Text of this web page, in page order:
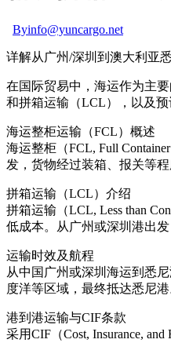
Byinfo@yuncargo.net
详解从广州/深圳到澳大利亚
在国际贸易中，海运作为主
和拼箱运输（LCL），以及预
海运整柜运输（FCL）概述
海运整柜（FCL, Full
发，货物经过装箱、报关等
拼箱运输（LCL）介绍
拼箱运输（LCL, Less than
低成本。从广州或深圳港出
运输时效及航程
从中国广州或深圳海运到悉
度洋等区域，最终抵达悉尼
港到港运输与CIF条款
采用CIF（Cost, Insurance,